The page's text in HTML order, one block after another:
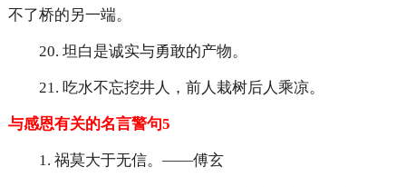
不了桥的另一端。
20. 坦白是诚实与勇敢的产物。
21. 吃水不忘挖井人，前人栽树后人乘凉。
与感恩有关的名言警句5
1. 祸莫大于无信。——傅玄